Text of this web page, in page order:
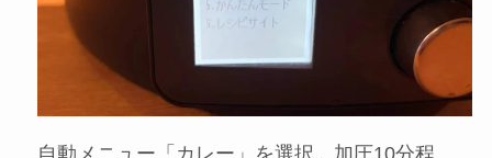
電気圧力鍋の上蓋をしめます。スライドしてしっ
かりロックするため、上蓋が弾け飛ぶような心配